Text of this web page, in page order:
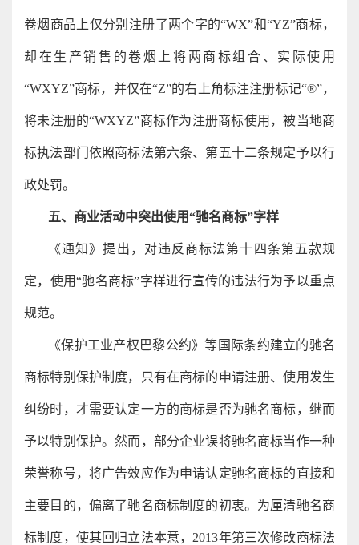
卷烟商品上仅分别注册了两个字的“WX”和“YZ”商标，
却在生产销售的卷烟上将两商标组合、实际使用
“WXYZ”商标，并仅在“Z”的右上角标注注册标记“®”，
将未注册的“WXYZ”商标作为注册商标使用，被当地商
标执法部门依照商标法第六条、第五十二条规定予以行
政处罚。
五、商业活动中突出使用“驰名商标”字样
《通知》提出，对违反商标法第十四条第五款规
定，使用“驰名商标”字样进行宣传的违法行为予以重点
规范。
《保护工业产权巴黎公约》等国际条约建立的驰名
商标特别保护制度，只有在商标的申请注册、使用发生
纠纷时，才需要认定一方的商标是否为驰名商标，继而
予以特别保护。然而，部分企业误将驰名商标当作一种
荣誉称号，将广告效应作为申请认定驰名商标的直接和
主要目的，偏离了驰名商标制度的初衷。为厘清驰名商
标制度，使其回归立法本意，2013年第三次修改商标法